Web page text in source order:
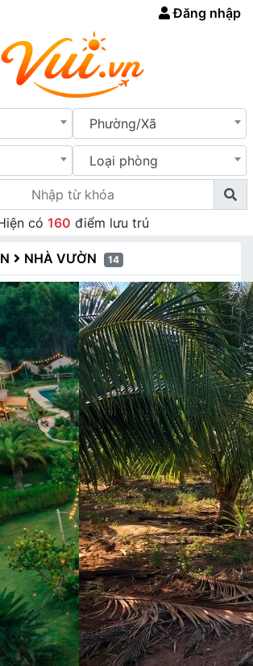
Đăng nhập
Phường/Xã
Loại phòng
có 160 điểm lưu trú
NHÀ VƯỜN 14